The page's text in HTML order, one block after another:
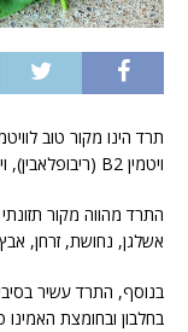
ויטמין B2 (ריבופלאבין), ויטמין B6, ויטמין E, כולין וויטמין B1 (תיאמין).
התרד מהווה מקור
אשלגן, נחושת, זרחן, אבץ
בחלבון ובחומצת האמינו